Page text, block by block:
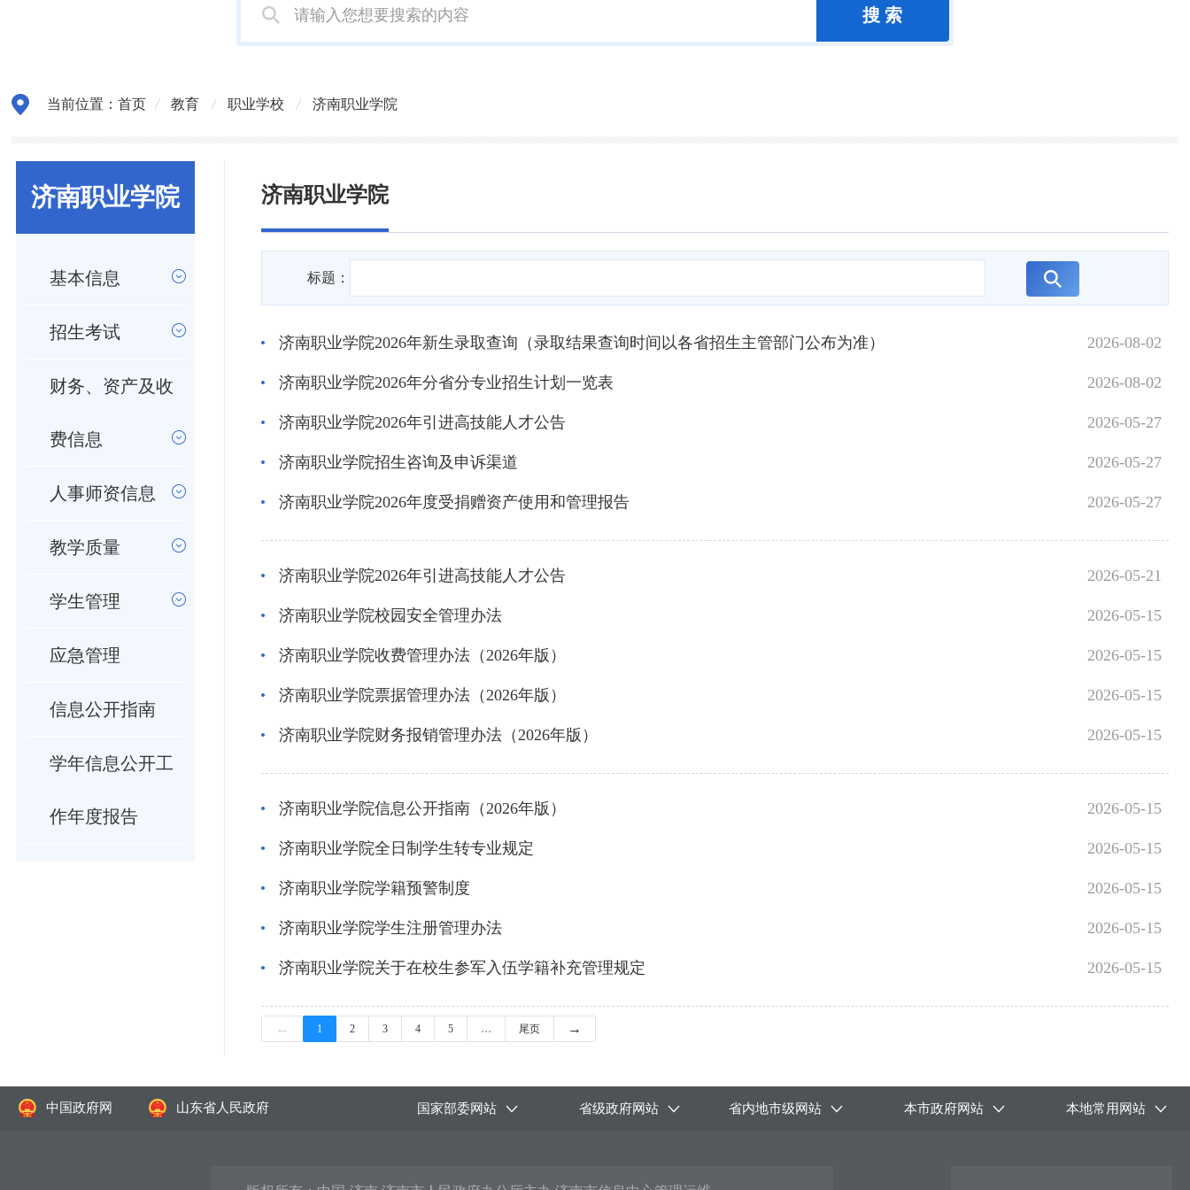
当前位置：首页 / 教育 / 职业学校 / 济南职业学院
济南职业学院
基本信息
招生考试
财务、资产及收
费信息
人事师资信息
教学质量
学生管理
应急管理
信息公开指南
学年信息公开工
作年度报告
济南职业学院
标题：
济南职业学院2026年新生录取查询（录取结果查询时间以各省招生主管部门公布为准） 2026-08-02
济南职业学院2026年分省分专业招生计划一览表 2026-08-02
济南职业学院2026年引进高技能人才公告 2026-05-27
济南职业学院招生咨询及申诉渠道 2026-05-27
济南职业学院2026年度受捐赠资产使用和管理报告 2026-05-27
济南职业学院2026年引进高技能人才公告 2026-05-21
济南职业学院校园安全管理办法 2026-05-15
济南职业学院收费管理办法（2026年版） 2026-05-15
济南职业学院票据管理办法（2026年版） 2026-05-15
济南职业学院财务报销管理办法（2026年版） 2026-05-15
济南职业学院信息公开指南（2026年版） 2026-05-15
济南职业学院全日制学生转专业规定 2026-05-15
济南职业学院学籍预警制度 2026-05-15
济南职业学院学生注册管理办法 2026-05-15
济南职业学院关于在校生参军入伍学籍补充管理规定 2026-05-15
← 1 2 3 4 5 … 尾页 →
中国政府网 山东省人民政府 国家部委网站 省级政府网站 省内地市级网站 本市政府网站 本地常用网站